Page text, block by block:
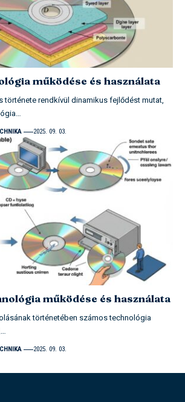
működése és használata
története rendkívül dinamikus fejlődést mutat,
2025. 09. 03.
működése és használata
történetében számos technológia
2025. 09. 03.